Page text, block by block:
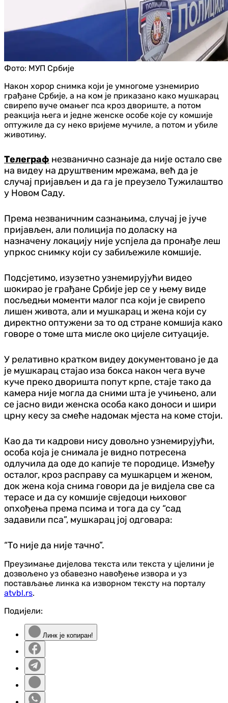
Фото: МУП Србије
Након хорор снимка који је умногоме узнемирио
грађане Србије, а на ком је приказано како мушкарац
свирепо вуче омањег пса кроз двориште, а потом
реакција њега и једне женске особе које су комшије
оптужиле да су неко вријеме мучиле, а потом и убиле
животињу.
Телеграф незванично сазнаје да није остало све
на видеу на друштвеним мрежама, већ да је
случај пријављен и да га је преузело Тужилаштво
у Новом Саду.
Према незваничним сазнањима, случај је јуче
пријављен, али полиција по доласку на
назначену локацију није успјела да пронађе леш
упркос снимку који су забиљежиле комшије.
Подсјетимо, изузетно узнемирујући видео
шокирао је грађане Србије јер се у њему виде
посљедњи моменти малог пса који је свирепо
лишен живота, али и мушкарац и жена који су
директно оптужени за то од стране комшија како
говоре о томе шта мисле око цијеле ситуације.
У релативно кратком видеу документовано је да
је мушкарац стајао иза бокса након чега вуче
куче преко дворишта попут крпе, стаје тако да
камера није могла да сними шта је учињено, али
се јасно види женска особа како доноси и шири
црну кесу за смеће надомак мјеста на коме стоји.
Као да ти кадрови нису довољно узнемирујући,
особа која је снимала је видно потресена
одлучила да оде до капије те породице. Између
осталог, кроз расправу са мушкарцем и женом,
док жена која снима говори да је вид‌јела све са
терасе и да су комшије свједоци њиховог
опхођења према псима и тога да су “сад
задавили пса”, мушкарац јој одговара:
“То није да није тачно”.
Преузимање дијелова текста или текста у цјелини је
дозвољено уз обавезно навођење извора и уз
постављање линка ка изворном тексту на порталу
atvbl.rs.
Подијели:
Линк је копиран!